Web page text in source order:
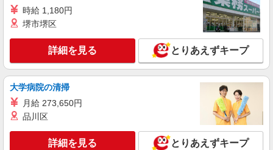
詳細を見る
定員で即終了！時給2400円〜★小平駅＊高級
時給2400円〜＜交通費全額支給(ガソリン代含
時給 1,180円
堺市堺区
詳細を見る とりあえずキープ
大学病院の清掃
月給 273,650円
品川区
詳細を見る とりあえずキープ